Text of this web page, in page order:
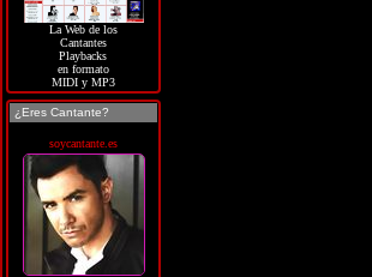
La Web de los
Cantantes
Playbacks
en formato
MIDI y MP3
¿Eres Cantante?
soycantante.es